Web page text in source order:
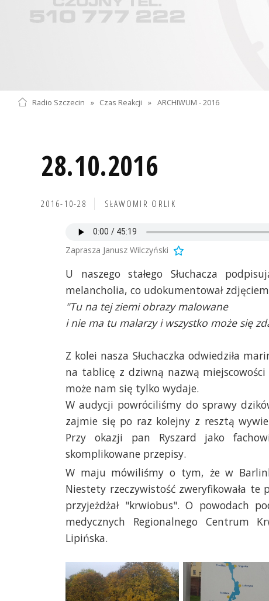
Radio Szczecin » Czas Reakcji » ARCHIWUM - 2016
28.10.2016
2016-10-28 SŁAWOMIR ORLIK
Zaprasza Janusz Wilczyński
U naszego stałego Słuchacza
melancholia, co udokumentował
"Tu na tej ziemi obrazy malowane
i nie ma tu malarzy i wszystko może się
Z kolei nasza Słuchaczka odwiedziła
na tablicę z dziwną nazwą
może nam się tylko wydaje.
W audycji powróciliśmy do sprawy
zajmie się po raz kolejny z resztą
Przy okazji pan Ryszard jako
skomplikowane przepisy.
W maju mówiliśmy o tym, że w
Niestety rzeczywistość zweryfikowała
przyjeżdżał "krwiobus". O powodach
medycznych Regionalnego Centrum
Lipińska.